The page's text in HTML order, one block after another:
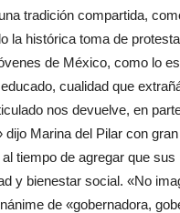
tradición compartida,
la histórica toma de
de México, como lo
cualidad que
nos devuelve, en
Marina del Pilar con
tiempo de agregar que
y bienestar social. «No
de «gobernadora,